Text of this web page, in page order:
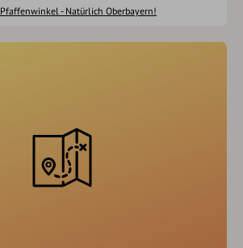
Pfaffenwinkel - Natürlich Oberbayern!